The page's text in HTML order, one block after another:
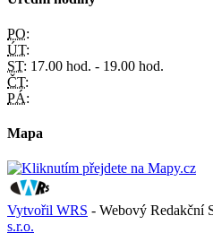
PO:
ÚT:
ST: 17.00 hod. - 19.00 hod.
ČT:
PÁ:
Mapa
Vytvořil WRS - Webový Redakční
s.r.o.